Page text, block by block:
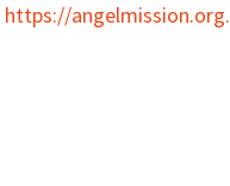
https://